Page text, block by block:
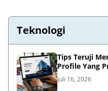
Teknologi
Tips Teruji
Profile Yang
Juli 16, 2026